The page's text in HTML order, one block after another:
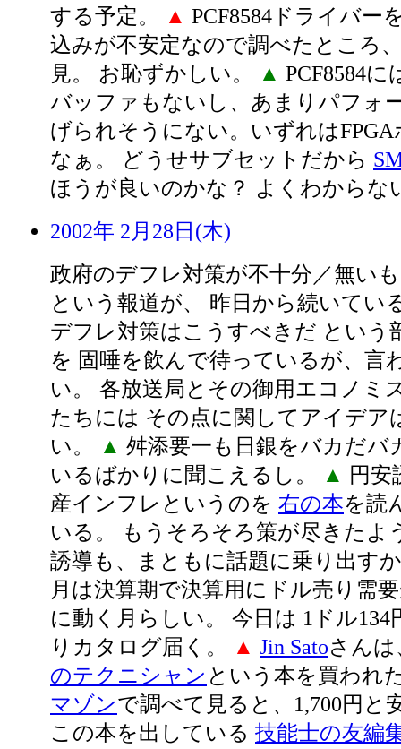
する予定。
▲ PCF8584ドライバー
込みが不安定なので調べたところ
見。 お恥ずかしい。
▲ PCF8584
バッファもないし、あまりパフォ
げられそうにない。いずれは
なぁ。 どうせサブセットだから
ほうが良いのかな？ よくわからな
2002年 2月28日(木)
政府のデフレ対策が不十分／無い
という報道が、 昨日から続いてい
デフレ対策はこうすべきだ という
を 固唾を飲んで待っているが、言
い。 各放送局とその御用エコノミ
たちには その点に関してアイデア
い。
▲ 舛添要一も日銀をバカだバ
いるばかりに聞こえるし。
▲ 円安
産インフレというのを 右の本を読
いる。 もうそろそろ策が尽きたよ
誘導も、まともに話題に乗り出す
月は決算期で決算用にドル売り需
に動く月らしい。 今日は 1ドル134
りカタログ届く。
▲ Jin Satoさん
のテクニシャン という本を買われ
マゾンで調べて見ると、1,700円と
この本を出している 技能士の友編